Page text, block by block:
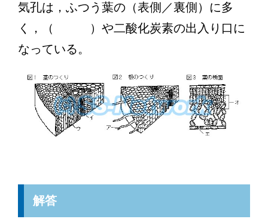
気孔は，ふつう葉の（表側／裏側）に多
く，（ ）や二酸化炭素の出入り口に
なっている。
解答